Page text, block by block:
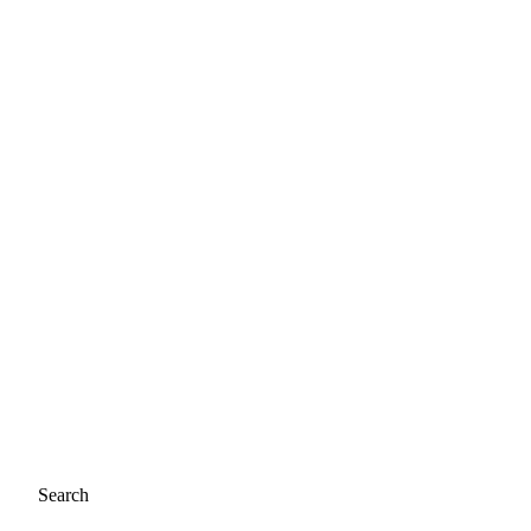
Search